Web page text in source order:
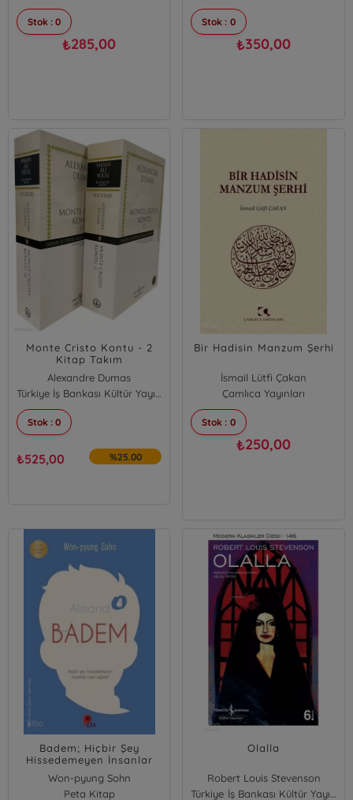
Stok : 0
₺285,00
Stok : 0
₺350,00
Monte Cristo Kontu - 2
Kitap Takım
Alexandre Dumas
Türkiye İş Bankası Kültür Yayınları
Stok : 0
₺525,00 %25.00
Bir Hadisin Manzum Şerhi
İsmail Lütfi Çakan
Çamlıca Yayınları
Stok : 0
₺250,00
Badem; Hiçbir Şey
Hissedemeyen İnsanlar
Nasıl Ağlar?
Won-pyung Sohn
Peta Kitap
Olalla
Robert Louis Stevenson
Türkiye İş Bankası Kültür Yayınları